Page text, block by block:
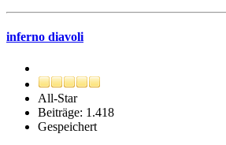
inferno diavoli
All-Star
Beiträge: 1.418
Gespeichert